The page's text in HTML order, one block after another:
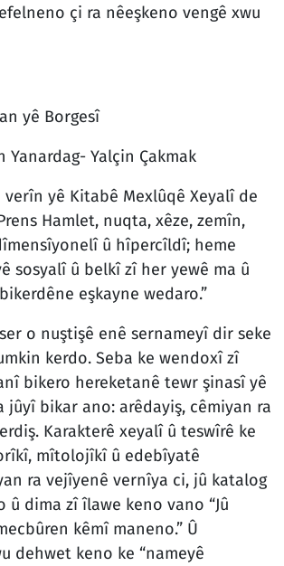
çi ra nêeşkeno vengê xwu
yê Borgesî
Yanardag- Yalçin Çakmak
verîn yê Kitabê Mexlûqê Xeyalî de
Hamlet, nuqta, xêze, zemîn,
û hîpercîldî; heme
sosyalî û belkî zî her yewê ma û
eşkayne wedaro.”
o nuştişê enê sernameyî dir seke
kerdo. Seba ke wendoxî zî
bikero hereketanê tewr şinasî yê
jûyî bikar ano: arêdayiş, cêmiyan ra
Karakterê xeyalî û teswîrê ke
mîtolojîkî û edebîyatê
ra vejîyenê vernîya ci, jû katalog
û dima zî îlawe keno vano “Jû
kêmî maneno.” Û
dehwet keno ke “nameyê